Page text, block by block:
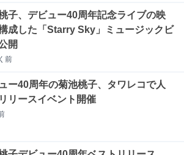
子、デビュー40周年記念ライブの映
成した「Starry Sky」ミュージックビ
開
前
ー40周年の菊池桃子、タワレコで人
リースイベント開催